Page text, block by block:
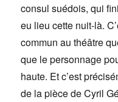
consul suédois, qui
eu lieu cette nuit-là.
commun au théâtre
que le personnage
haute. Et c’est
de la pièce de Cyril